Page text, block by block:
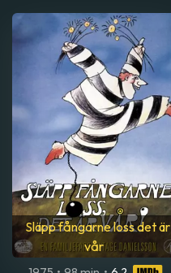
Släpp fångarne loss det är
vår